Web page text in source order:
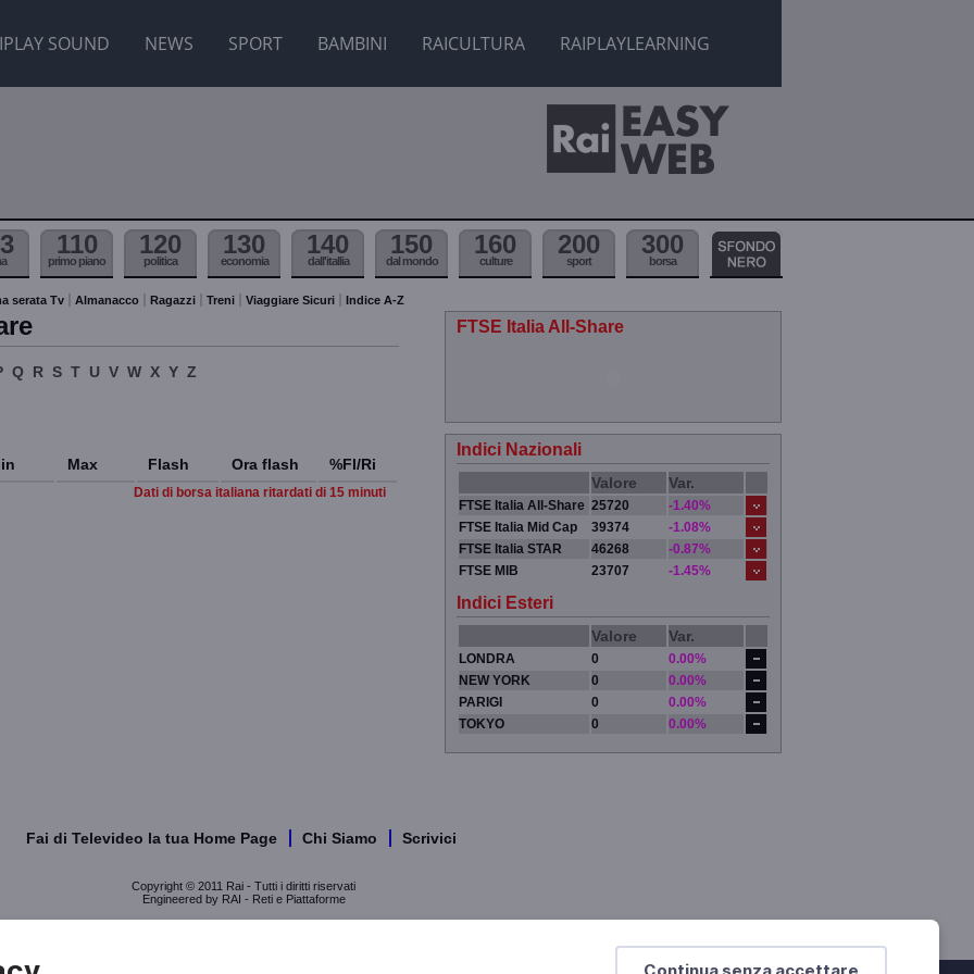
SOUND NEWS SPORT BAMBINI RAICULTURA RAIPLAYLEARNING
Continua senza accettare
110
primo piano
120
politica
130
economia
140
dall'itallia
150
dal mondo
160
culture
200
sport
300
borsa
serata Tv Almanacco Ragazzi Treni Viaggiare Sicuri Indice A-Z
Q R S T U V W X Y Z
Max Flash Ora flash %Fl/Ri
Dati di borsa italiana ritardati di 15 minuti
FTSE Italia All-Share
Indici Nazionali
Valore Var.
FTSE Italia All-Share 25720
-1.40%
FTSE Italia Mid Cap
39374
-1.08%
FTSE Italia STAR
46268
-0.87%
FTSE MIB
23707 -1.45%
Indici Esteri
Valore Var.
LONDRA 0
0.00%
NEW YORK
0
0.00%
PARIGI
0
0.00%
TOKYO
0 0.00%
Fai di Televideo la tua Home Page Chi Siamo Scrivici
Copyright © 2011 Rai - Tutti i diritti riservati
Engineered by RAI - Reti e Piattaforme